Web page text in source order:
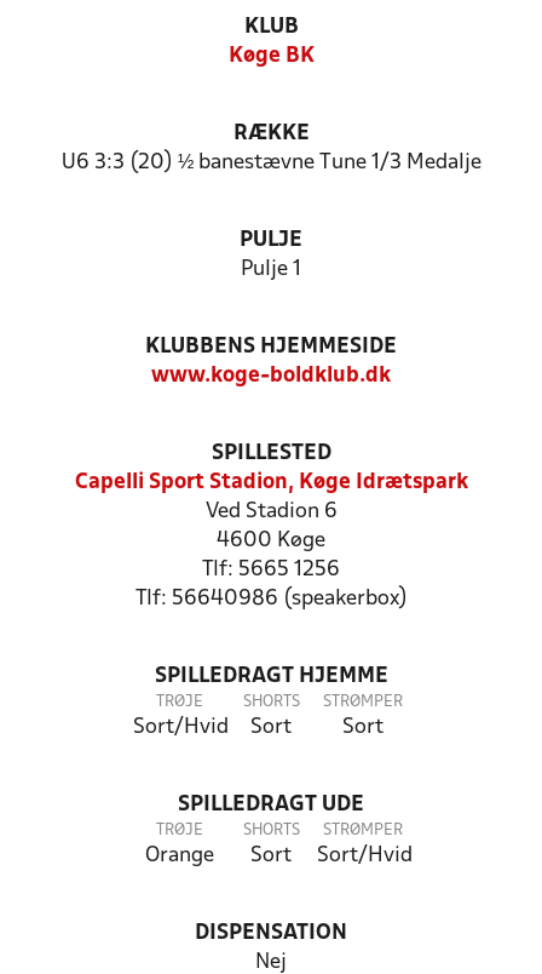
KLUB
Køge BK
RÆKKE
U6 3:3 (20) ½ banestævne Tune 1/3 Medalje
PULJE
Pulje 1
KLUBBENS HJEMMESIDE
www.koge-boldklub.dk
SPILLESTED
Capelli Sport Stadion, Køge Idrætspark
Ved Stadion 6
4600 Køge
Tlf: 5665 1256
Tlf: 56640986 (speakerbox)
SPILLEDRAGT HJEMME
TRØJE
Sort/Hvid
SHORTS
Sort
STRØMPER
Sort
SPILLEDRAGT UDE
TRØJE
Orange
SHORTS
Sort
STRØMPER
Sort/Hvid
DISPENSATION
Nej